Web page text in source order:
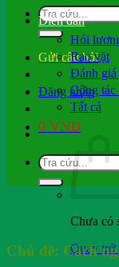
Gửi câu hỏi
Đăng nhập
0 VND
Chưa có
Quay trở
Diễn đàn
Hỏi
Rao vặt
Đánh giá
Cộng tác
Tất cả
Chủ đề: Cách